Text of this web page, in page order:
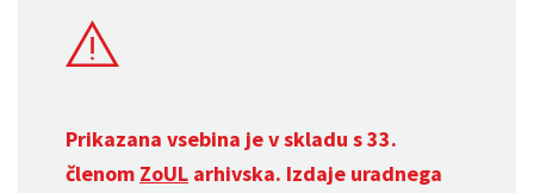
Prikazana vsebina je v skladu s 33.
členom ZoUL arhivska. Izdaje uradnega